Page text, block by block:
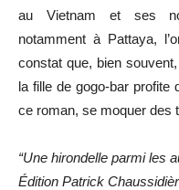
au Vietnam et ses
notamment à Pattaya,
constat que, bien
la fille de gogo-bar profite
ce roman, se moquer des
“Une hirondelle parmi les
Édition Patrick